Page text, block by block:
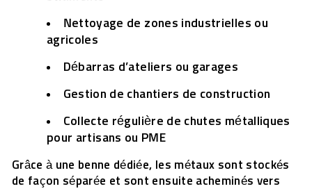
Nettoyage de zones industrielles ou
agricoles
Débarras d’ateliers ou garages
Gestion de chantiers de construction
Collecte régulière de chutes métalliques
pour artisans ou PME
Grâce à une benne dédiée, les métaux sont stockés
de façon séparée et sont ensuite acheminés vers